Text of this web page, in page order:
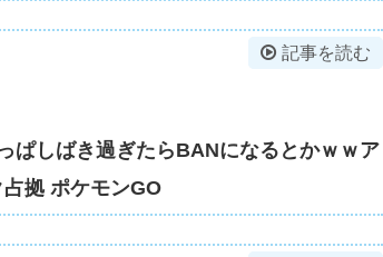
記事を読む
ぱしばき過ぎたらBANになるとかｗｗア
占拠 ポケモンGO